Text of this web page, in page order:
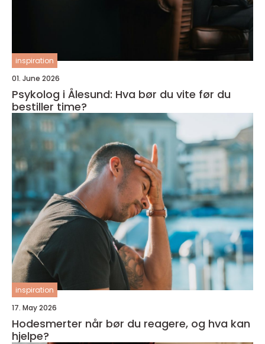
inspiration
01. June 2026
Psykolog i Ålesund: Hva bør du vite før du
bestiller time?
inspiration
17. May 2026
Hodesmerter når bør du reagere, og hva kan
hjelpe?